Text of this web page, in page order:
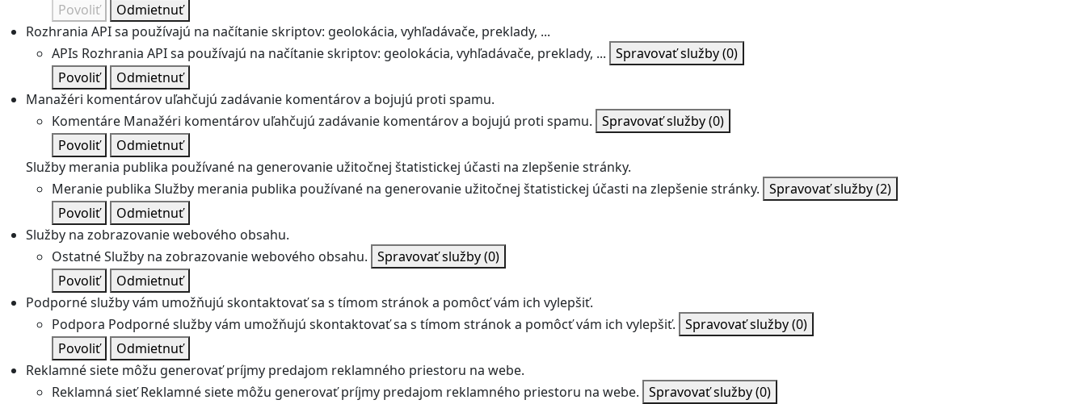
Povoliť
Odmietnuť
Rozhrania API sa používajú na načítanie skriptov: geolokácia, vyhľadávače, preklady, ...
APIs Rozhrania API sa používajú na načítanie skriptov: geolokácia, vyhľadávače, preklady, ... Spravovať služby(0)
Povoliť
Odmietnuť
Manažéri komentárov uľahčujú zadávanie komentárov a bojujú proti spamu.
Komentáre Manažéri komentárov uľahčujú zadávanie komentárov a bojujú proti spamu. Spravovať služby(0)
Povoliť
Odmietnuť
Služby merania publika používané na generovanie užitočnej štatistickej účasti na zlepšenie stránky.
Meranie publika Služby merania publika používané na generovanie užitočnej štatistickej účasti na zlepšenie stránky. Spravovať služby(2)
Povoliť
Odmietnuť
Služby na zobrazovanie webového obsahu.
OstatnéSlužby na zobrazovanie webového obsahu. Spravovať služby(0)
Povoliť
Odmietnuť
Podporné služby vám umožňujú skontaktovať sa s tímom stránok a pomôcť vám ich vylepšiť.
Podpora Podporné služby vám umožňujú skontaktovať sa s tímom stránok a pomôcť vám ich vylepšiť. Spravovať služby(0)
Povoliť
Odmietnuť
Reklamné siete môžu generovať príjmy predajom reklamného priestoru na webe.
Reklamná sieť Reklamné siete môžu generovať príjmy predajom reklamného priestoru na webe. Spravovať služby(0)